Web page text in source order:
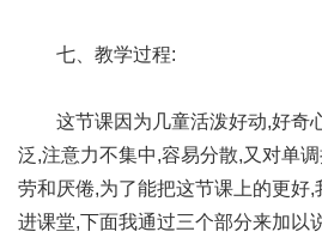
七、教学过程:
这节课因为几童活泼好动,好奇
泛,注意力不集中,容易分散,又对单
劳和厌倦,为了能把这节课上的更好
进课堂,下面我通过三个部分来加以